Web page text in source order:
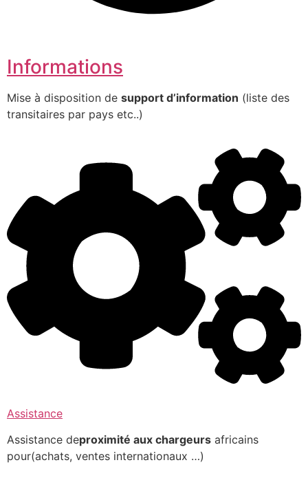
Informations
Mise à disposition de support d’information (liste des
transitaires par pays etc..)
Assistance
Assistance deproximité aux chargeurs africains
pour(achats, ventes internationaux …)